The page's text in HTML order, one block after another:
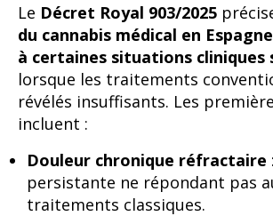
Le Décret Royal 903/2025
du cannabis médical en
à certaines situations cliniques
lorsque les traitements
révélés insuffisants. Les
incluent :
Douleur chronique réfractaire
persistante ne répondant pas
traitements classiques.